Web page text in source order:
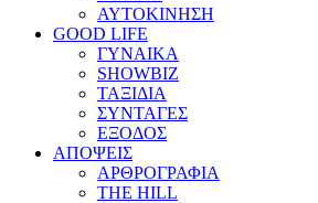
ΑΥΤΟΚΙΝΗΣΗ
GOOD LIFE
ΓΥΝΑΙΚΑ
SHOWBIZ
ΤΑΞΙΔΙΑ
ΣΥΝΤΑΓΕΣ
ΕΞΟΔΟΣ
ΑΠΟΨΕΙΣ
ΑΡΘΡΟΓΡΑΦΙΑ
THE HILL